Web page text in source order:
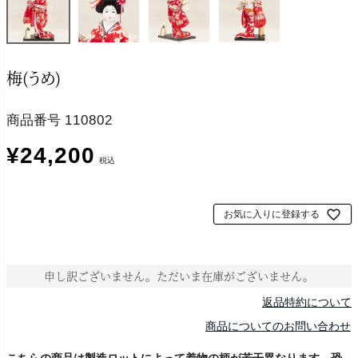
梅(うめ)
商品番号 110802
¥24,200 税込
お気に入りに登録する
申し訳ございません。ただいま在庫がございません。
返品特約について
商品についてのお問い合わせ